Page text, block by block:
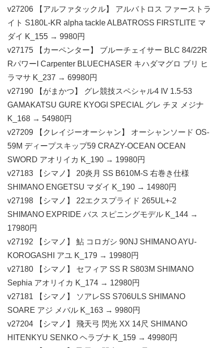
v27206 【アルファタックル】 アルバトロス ファーストラ
イト S180L-KR alpha tackle ALBATROSS FIRSTLITE マ
ダイ K_155 → 9980円
v27175 【カーペンター】 ブルーチェイサー BLC 84/22R
RパワーI Carpenter BLUECHASER キハダマグロ ブリ ヒ
ラマサ K_237 → 69980円
v27190 【がまかつ】 グレ競技スペシャル4 IV 1.5-53
GAMAKATSU GURE KYOGI SPECIAL グレ チヌ メジナ
K_168 → 54980円
v27209 【クレイジーオーシャン】 オーシャンソード OS-
59M ディープスキップ59 CRAZY-OCEAN OCEAN
SWORD アオリイカ K_190 → 19980円
v27183 【シマノ】 20炎月 SS B610M-S 右巻き仕様
SHIMANO ENGETSU マダイ K_190 → 14980円
v27198 【シマノ】 22エクスプライド 265UL+-2
SHIMANO EXPRIDE バス スピニングモデル K_144 →
17980円
v27192 【シマノ】 鮎 コロガシ 90NJ SHIMANO AYU-
KOROGASHI アユ K_179 → 19980円
v27180 【シマノ】 セフィア SS R S803M SHIMANO
Sephia アオリイカ K_174 → 12980円
v27181 【シマノ】 ソアレSS S706ULS SHIMANO
SOARE アジ メバル K_163 → 9980円
v27204 【シマノ】 飛天弓 閃光 XX 14尺 SHIMANO
HITENKYU SENKO ヘラブナ K_159 → 49980円